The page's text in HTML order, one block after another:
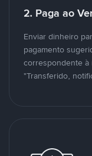
2. Paga ao
Enviar dinheiro
pagamento
correspondente à
"Transferido,